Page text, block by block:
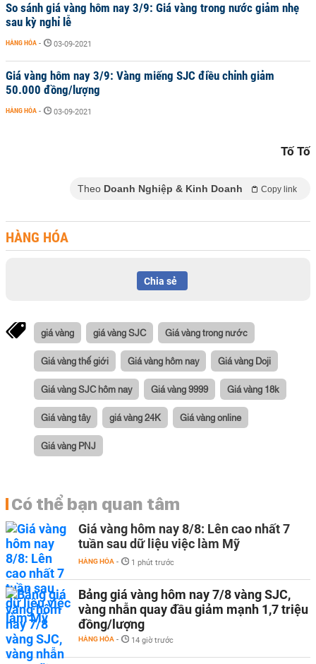
So sánh giá vàng hôm nay 3/9: Giá vàng trong nước giảm nhẹ
sau kỳ nghỉ lễ
HÀNG HÓA - 03-09-2021
Giá vàng hôm nay 3/9: Vàng miếng SJC điều chỉnh giảm
50.000 đồng/lượng
HÀNG HÓA - 03-09-2021
Tố Tố
Theo Doanh Nghiệp & Kinh Doanh Copy link
HÀNG HÓA
Chia sẻ
giá vàng giá vàng SJC Giá vàng trong nước
Giá vàng thế giới Giá vàng hôm nay Giá vàng Doji
Giá vàng SJC hôm nay Giá vàng 9999 Giá vàng 18k
Giá vàng tây giá vàng 24K Giá vàng online
Giá vàng PNJ
Có thể bạn quan tâm
Giá vàng hôm nay 8/8: Lên cao nhất 7
tuần sau dữ liệu việc làm Mỹ
HÀNG HÓA - 1 phút trước
Bảng giá vàng hôm nay 7/8 vàng SJC,
vàng nhẫn quay đầu giảm mạnh 1,7 triệu
đồng/lượng
HÀNG HÓA - 14 giờ trước